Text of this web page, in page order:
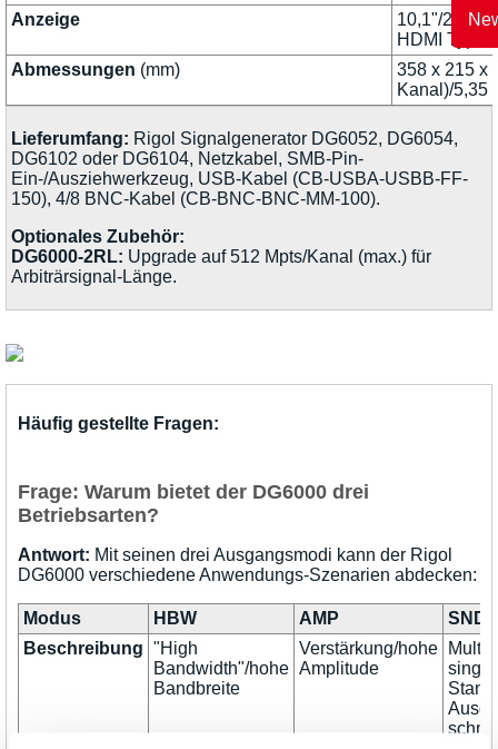
Anzeige
10,1"/25,7
HDMI Typ-
Abmessungen (mm)
358 x 215 x
Kanal)/5,35
Lieferumfang: Rigol Signalgenerator DG6052, DG6054,
DG6102 oder DG6104, Netzkabel, SMB-Pin-
Ein-/Ausziehwerkzeug, USB-Kabel (CB-USBA-USBB-FF-
150), 4/8 BNC-Kabel (CB-BNC-BNC-MM-100).
Optionales Zubehör:
DG6000-2RL: Upgrade auf 512 Mpts/Kanal (max.) für
Arbiträrsignal-Länge.
Häufig gestellte Fragen:
Frage: Warum bietet der DG6000 drei
Betriebsarten?
Antwort: Mit seinen drei Ausgangsmodi kann der Rigol
DG6000 verschiedene Anwendungs-Szenarien abdecken:
Modus HBW AMP
SND
Beschreibung "High
Bandwidth"/hohe
Bandbreite
Verstärkung/hohe
Amplitude
Multi-